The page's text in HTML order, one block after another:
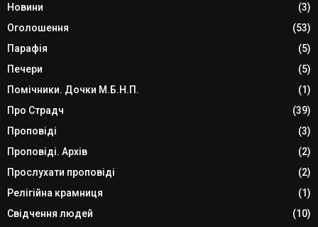
Новини
(3)
Оголошення
(53)
Парафія
(5)
Печери
(5)
Помічники. Дочки М.Б.Н.П.
(1)
Про Страдч
(39)
Проповіді
(3)
Проповіді. Архів
(2)
Прослухати проповіді
(2)
Релігійна крамниця
(1)
Свідчення людей
(10)